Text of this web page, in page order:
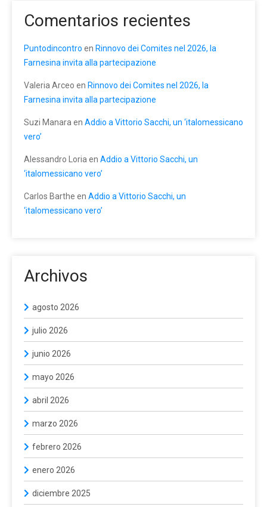
Comentarios recientes
Puntodincontro en Rinnovo dei Comites nel 2026, la
Farnesina invita alla partecipazione
Valeria Arceo en Rinnovo dei Comites nel 2026, la
Farnesina invita alla partecipazione
Suzi Manara en Addio a Vittorio Sacchi, un ‘italomessicano
vero’
Alessandro Loria en Addio a Vittorio Sacchi, un
‘italomessicano vero’
Carlos Barthe en Addio a Vittorio Sacchi, un
‘italomessicano vero’
Archivos
agosto 2026
julio 2026
junio 2026
mayo 2026
abril 2026
marzo 2026
febrero 2026
enero 2026
diciembre 2025